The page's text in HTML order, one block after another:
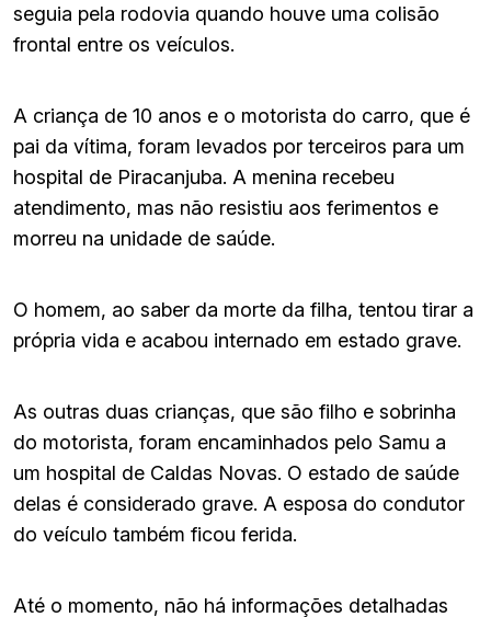
seguia pela rodovia quando houve uma colisão
frontal entre os veículos.
A criança de 10 anos e o motorista do carro, que é
pai da vítima, foram levados por terceiros para um
hospital de Piracanjuba. A menina recebeu
atendimento, mas não resistiu aos ferimentos e
morreu na unidade de saúde.
O homem, ao saber da morte da filha, tentou tirar a
própria vida e acabou internado em estado grave.
As outras duas crianças, que são filho e sobrinha
do motorista, foram encaminhados pelo Samu a
um hospital de Caldas Novas. O estado de saúde
delas é considerado grave. A esposa do condutor
do veículo também ficou ferida.
Até o momento, não há informações detalhadas